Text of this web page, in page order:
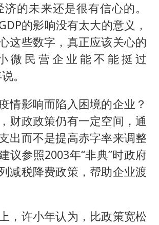
济的未来还是很有信心的。
的影响没有太大的意义，
这些数字，真正应该关心的
微民营企业能不能挺过
。
情影响而陷入困境的企业？
财政政策仍有一定空间，通
出而不是提高赤字率来调整
议参照2003年“非典”时政府
减税降费政策，帮助企业渡
，许小年认为，比政策宽松